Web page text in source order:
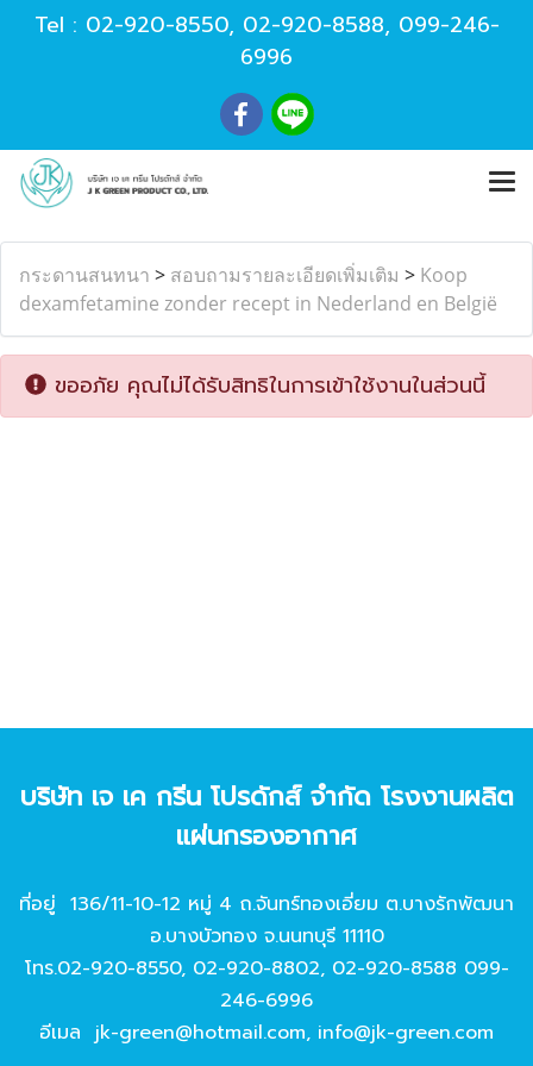
Tel : 02-920-8550, 02-920-8588, 099-246-
6996
กระดานสนทนา > สอบถามรายละเอียดเพิ่มเติม > Koop
dexamfetamine zonder recept in Nederland en België
ขออภัย คุณไม่ได้รับสิทธิในการเข้าใช้งานในส่วนนี้
บริษัท เจ เค กรีน โปรดักส์ จํากัด โรงงานผลิต
แผ่นกรองอากาศ
ที่อยู่ 136/11-10-12 หมู่ 4 ถ.จันทร์ทองเอี่ยม ต.บางรักพัฒนา
อ.บางบัวทอง จ.นนทบุรี 11110
โทร.02-920-8550, 02-920-8802, 02-920-8588 099-
246-6996
อีเมล jk-green@hotmail.com, info@jk-green.com